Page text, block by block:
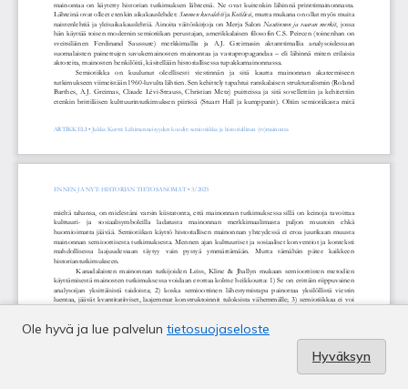
Ole hyvä ja lue palvelun tietosuojaseloste
Hyväksyn